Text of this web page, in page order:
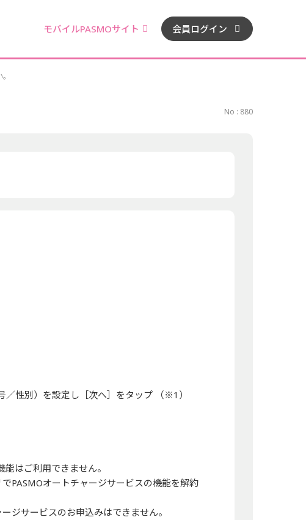
モバイルPASMOサイト 会員ログイン
No : 880
性別）を設定し［次へ］をタップ （※1）
はご利用できません。
PASMOオートチャージサービスの機能を解約
ジサービスのお申込みはできません。